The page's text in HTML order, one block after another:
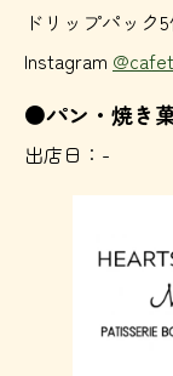
ドリップパック
Instagram
●パン・焼き
出店日：-